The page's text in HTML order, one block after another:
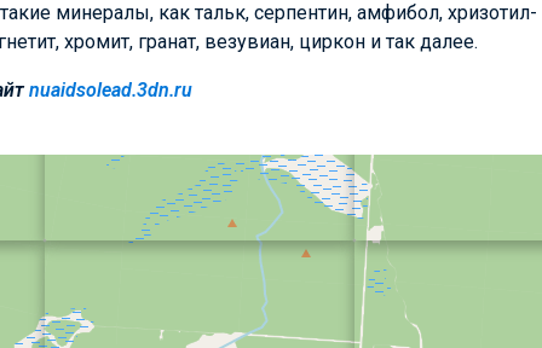
минералы, как тальк, серпентин, амфибол, хризотил-
хромит, гранат, везувиан, циркон и так далее.
nuaidsolead.3dn.ru